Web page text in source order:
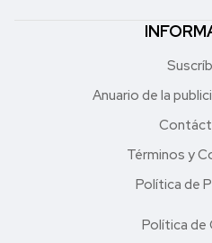
Anuario de la
Términos y
Política de
Política de